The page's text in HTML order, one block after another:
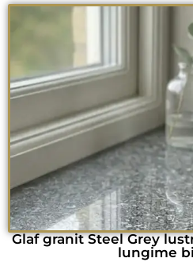
Glaf granit Steel Grey
lungime